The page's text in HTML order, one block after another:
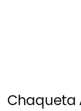
Chaqueta